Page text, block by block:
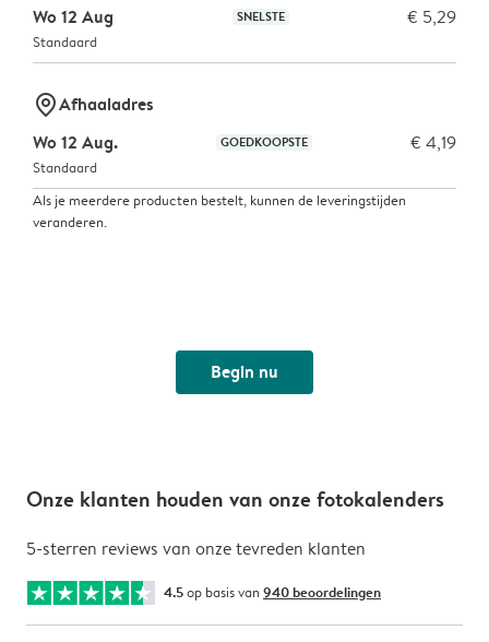
Wo 12 Aug SNELSTE € 5,29
Standaard
marker-pinAfhaaladres
Wo 12 Aug.
GOEDKOOPSTE € 4,19
Standaard
Als je meerdere producten bestelt, kunnen de leveringstijden
veranderen.
Begin nu
Onze klanten houden van onze fotokalenders
5-sterren reviews van onze tevreden klanten
4.5op basis van 940 beoordelingen